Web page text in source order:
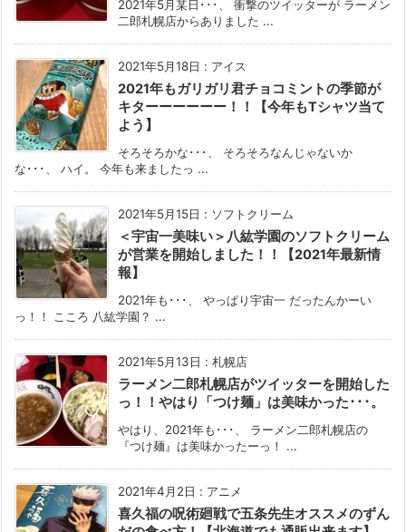
2021年5月某日･･･、 衝撃のツイッターが ラーメン
二郎札幌店からありました ...
2021年5月18日 : アイス
2021年もガリガリ君チョコミントの季節が
キターーーーーー！！【今年もTシャツ当て
よう】
そろそろかな･･･、 そろそろなんじゃないか
な･･･、 ハイ。 今年も来ましたっ ...
2021年5月15日 : ソフトクリーム
＜宇宙一美味い＞八紘学園のソフトクリーム
が営業を開始しました！！【2021年最新情
報】
2021年も･･･、 やっぱり宇宙一 だったんかーい
っ！！ こころ 八紘学園？ ...
2021年5月13日 : 札幌店
ラーメン二郎札幌店がツイッターを開始した
っ！！やはり「つけ麺」は美味かった･･･。
やはり、2021年も･･･、 ラーメン二郎札幌店の
『つけ麺』は美味かったーっ！ ...
2021年4月2日 : アニメ
喜久福の呪術廻戦で五条先生オススメのずん